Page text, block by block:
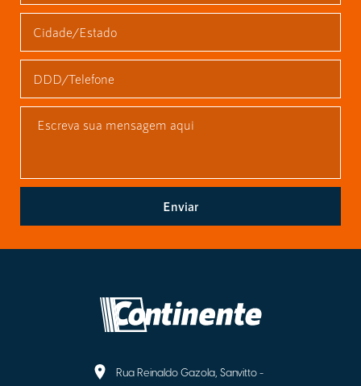
Enviar
Rua Reinaldo Gazola, Sanvitto -